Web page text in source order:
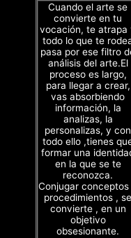
Cuando el arte se
convierte en tu
vocación, te atrapa
todo lo que te
pasa por ese filtro
análisis del arte.El
proceso es largo,
para llegar a crear,
vas absorbiendo
información, la
analizas, la
personalizas, y con
todo ello ,tienes
formar una
en la que se te
reconozca.
Conjugar
procedimientos , se
convierte , en un
objetivo
obsesionante.